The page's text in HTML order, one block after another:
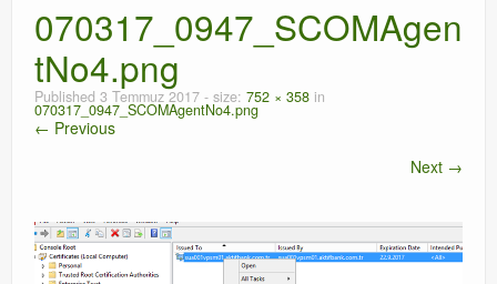
Genel
Video-Webcast-Seminer
Windows Server Family
Orchestrator
Watchguard
070317_0947_SCOMAgen
tNo4.png
Published 3 Temmuz 2017 - size: 752 × 358 in
070317_0947_SCOMAgentNo4.png
← Previous
Next →